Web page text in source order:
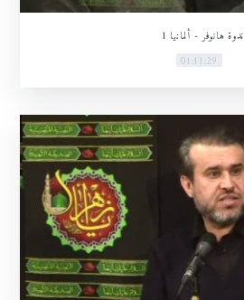
ندوة هانوفر - ألمانيا 1
01:11:29